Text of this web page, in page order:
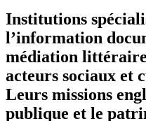
Institutions
l’information
médiation
acteurs sociaux et
Leurs missions
publique et le